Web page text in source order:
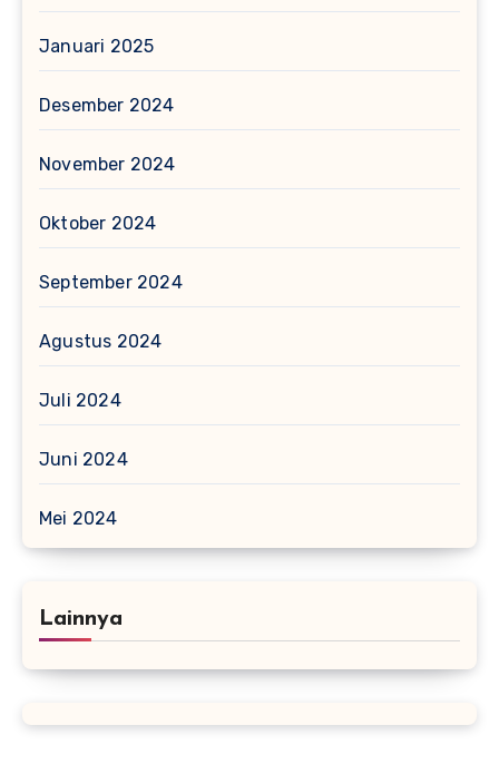
Januari 2025
Desember 2024
November 2024
Oktober 2024
September 2024
Agustus 2024
Juli 2024
Juni 2024
Mei 2024
Lainnya